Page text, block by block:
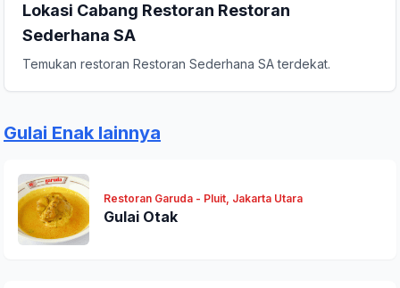
Lokasi Cabang Restoran Restoran
Sederhana SA
Temukan restoran Restoran Sederhana SA terdekat.
Gulai Enak lainnya
Restoran Garuda - Pluit, Jakarta Utara
Gulai Otak
Komentar Anda
Kirim Ulasan